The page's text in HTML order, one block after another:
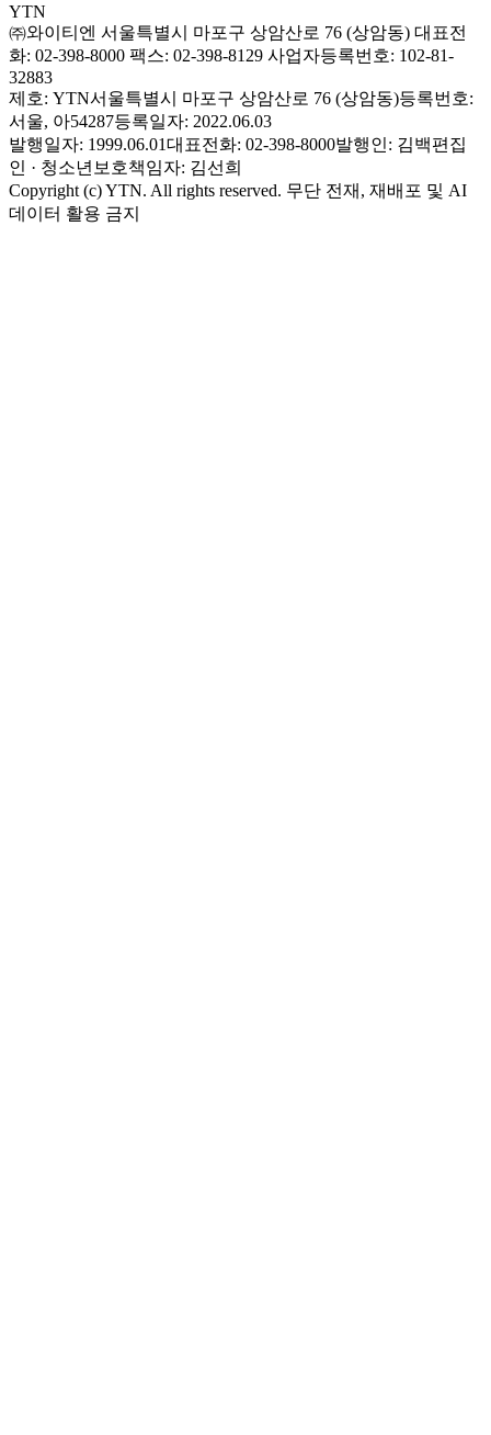
YTN
㈜와이티엔 서울특별시 마포구 상암산로 76 (상암동) 대표전
화: 02-398-8000 팩스: 02-398-8129 사업자등록번호: 102-81-
32883
제호: YTN서울특별시 마포구 상암산로 76 (상암동)등록번호:
서울, 아54287등록일자: 2022.06.03
발행일자: 1999.06.01대표전화: 02-398-8000발행인: 김백편집
인 · 청소년보호책임자: 김선희
Copyright (c) YTN. All rights reserved. 무단 전재, 재배포 및 AI
데이터 활용 금지